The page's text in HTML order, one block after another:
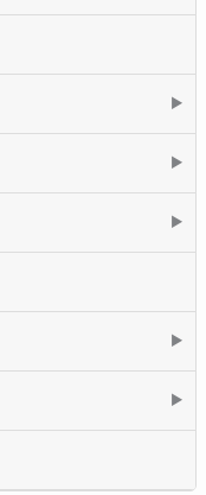
▶
▶
▶
▶
▶